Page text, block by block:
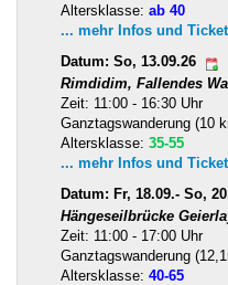
Altersklasse: ab 40
... mehr Infos und
Datum: So, 13.09.26
Rimdidim, Fallendes
Zeit: 11:00 - 16:30 Uhr
Ganztagswanderung (10
Altersklasse: 35-55
... mehr Infos und
Datum: Fr, 18.09.- So,
Hängeseilbrücke
Zeit: 11:00 - 17:00 Uhr
Ganztagswanderung
Altersklasse: 40-65